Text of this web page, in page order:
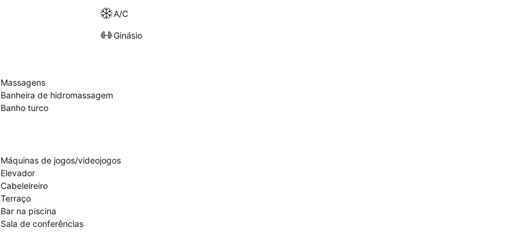
A/C
Ginásio
Massagens
Banheira de hidromassagem
Banho turco
Máquinas de jogos/videojogos
Elevador
Cabeleireiro
Terraço
Bar na piscina
Sala de conferências